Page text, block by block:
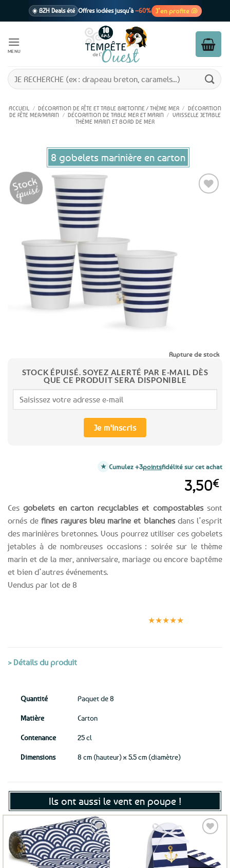
☀️ BZH Deals été Offres iodées jusqu’à –60% J’en profite 🐚
1 cadeau offertdès 39€ d’achats
En point relais dès 3,95€ seulement
MENU
Recherche
pour :
ACCUEIL / DÉCORATION DE FÊTE ET TABLE BRETONNE / THÈME MER / DÉCORATION
DE FÊTE MER/MARIN / DÉCORATION DE TABLE MER ET MARIN / VAISSELLE JETABLE
THÈME MARIN ET BORD DE MER
8 gobelets marinière en carton
Ces gobelets en carton recyclables et compostables sont
ornés de fines rayures bleu marine et blanches dans l’esprit
des marinières bretonnes. Vous pourrez utiliser ces gobelets
jetables à de nombreuses occasions : soirée sur le thème
marin et de la mer, anniversaire, mariage ou encore baptême
et bien d’autres événements.
Vendus par lot de 8
3,50€
Rupture de stock
STOCK ÉPUISÉ. SOYEZ ALERTÉ PAR E-MAIL DÈS
QUE CE PRODUIT SERA DISPONIBLE
Je m'inscris
Cumulez +3pointsfidélité sur cet achat
★★★★★
> Détails du produit
Quantité Paquet de 8
Matière Carton
Contenance 25 cl
Dimensions 8 cm (hauteur) x 5.5 cm (diamètre)
Ils ont aussi le vent en poupe !
Ajouter
aux
Ajouter
aux